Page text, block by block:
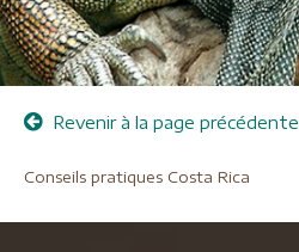
Revenir à la page précédente
Conseils pratiques Costa Rica